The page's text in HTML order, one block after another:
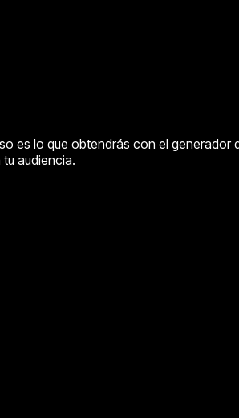
es lo que obtendrás con el
audiencia.